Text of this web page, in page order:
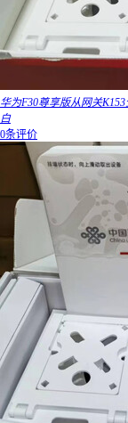
华为F30尊享版从网关
白
0条评价